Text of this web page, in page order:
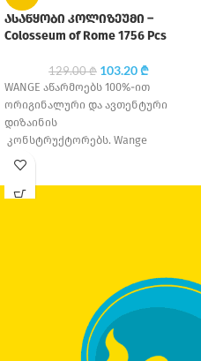
ასაწყობი კოლიზეუმი –
Colosseum of Rome 1756 Pcs
129.00₾ 103.20₾
WANGE აწარმოებს 100%-ით
ორიგინალური და ავთენტური
დიზაინის
კონსტრუქტორებს. Wange
Education დაარსდა 1995 წელს,
საწარმო იყო, თუმცა